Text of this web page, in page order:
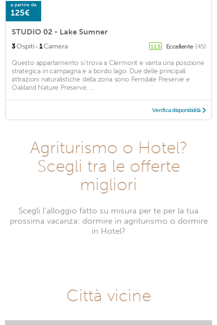
a partire da
125€
STUDIO 02 - Lake Sumner
3Ospiti · 1Camera 11,5 Eccellente (45)
Questo appartamento si trova a Clermont e vanta una posizione
strategica in campagna e a bordo lago. Due delle principali
attrazioni naturalistiche della zona sono Ferndale Preserve e
Oakland Nature Preserve. ...
Verifica disponibilità
Agriturismo o Hotel?
Scegli tra le offerte
migliori
Scegli l’alloggio fatto su misura per te per la tua
prossima vacanza: dormire in agriturismo o dormire
in Hotel?
Città vicine